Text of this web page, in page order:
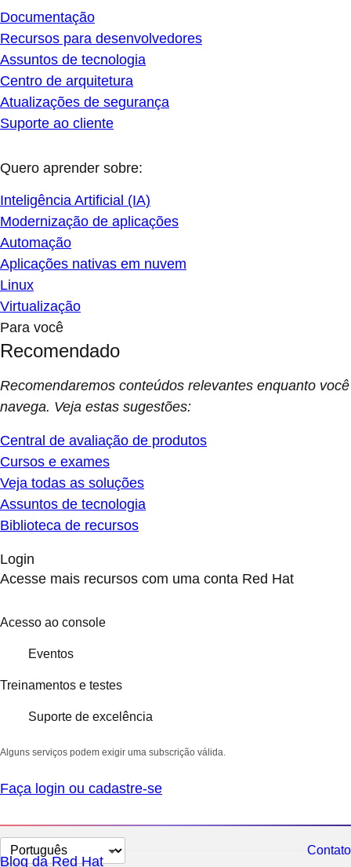
Documentação
Recursos para desenvolvedores
Assuntos de tecnologia
Centro de arquitetura
Atualizações de segurança
Suporte ao cliente
Quero aprender sobre:
Inteligência Artificial (IA)
Modernização de aplicações
Automação
Aplicações nativas em nuvem
Linux
Virtualização
Para você
Recomendado
Recomendaremos conteúdos relevantes enquanto você
navega. Veja estas sugestões:
Central de avaliação de produtos
Cursos e exames
Veja todas as soluções
Assuntos de tecnologia
Biblioteca de recursos
Login
Acesse mais recursos com uma conta Red Hat
Acesso ao console
Eventos
Treinamentos e testes
Suporte de excelência
Alguns serviços podem exigir uma subscrição válida.
Faça login ou cadastre-se
Selecionar
Contato
Blog da Red Hat